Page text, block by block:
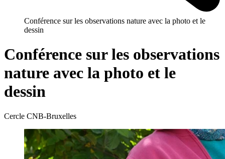
Conférence sur les observations nature avec la photo et le
dessin
Conférence sur les observations
nature avec la photo et le
dessin
Cercle CNB-Bruxelles